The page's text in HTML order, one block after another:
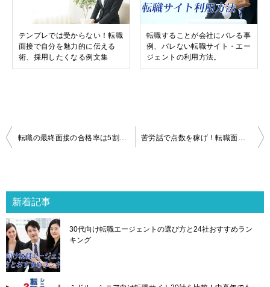
テンプレでは受からない！転職
面接で自分を魅力的に伝える
術、採用したくなる例文集
転職することが会社にバレる事
例、バレない転職サイト・エー
ジェントの利用方法。
投
稿
ゲ
ー
シ
ョ
ン
転職の最終面接の合格率は5割以下！落ちる理由と合格する方法を解説
新着記事
30代向け転職エージェントの選び方と24社おすすめラン
キング